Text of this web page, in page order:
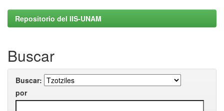
Repositorio del IIS-UNAM
Buscar
Buscar:
por